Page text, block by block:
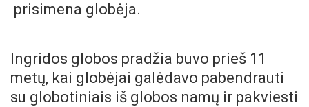
prisimena globėja.
Ingridos globos pradžia buvo prieš 11
metų, kai globėjai galėdavo pabendrauti
su globotiniais iš globos namų ir pakviesti